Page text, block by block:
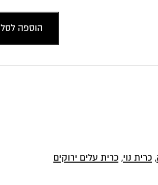
הוספה לסל
, כרית נוי, כרית עלים ירוקים